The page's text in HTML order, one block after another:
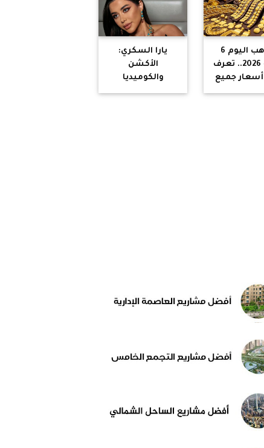
الذهب اليوم 6
يوليو 2026.. تعرف
جميع
يارا السكري:
الأكشن
والكوميديا